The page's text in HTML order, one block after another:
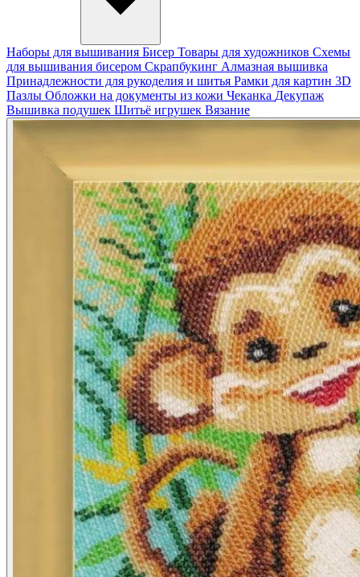
Наборы для вышивания Бисер Товары для художников Схемы
для вышивания бисером Скрапбукинг Алмазная вышивка
Принадлежности для рукоделия и шитья Рамки для картин 3D
Пазлы Обложки на документы из кожи Чеканка Декупаж
Вышивка подушек Шитьё игрушек Вязание